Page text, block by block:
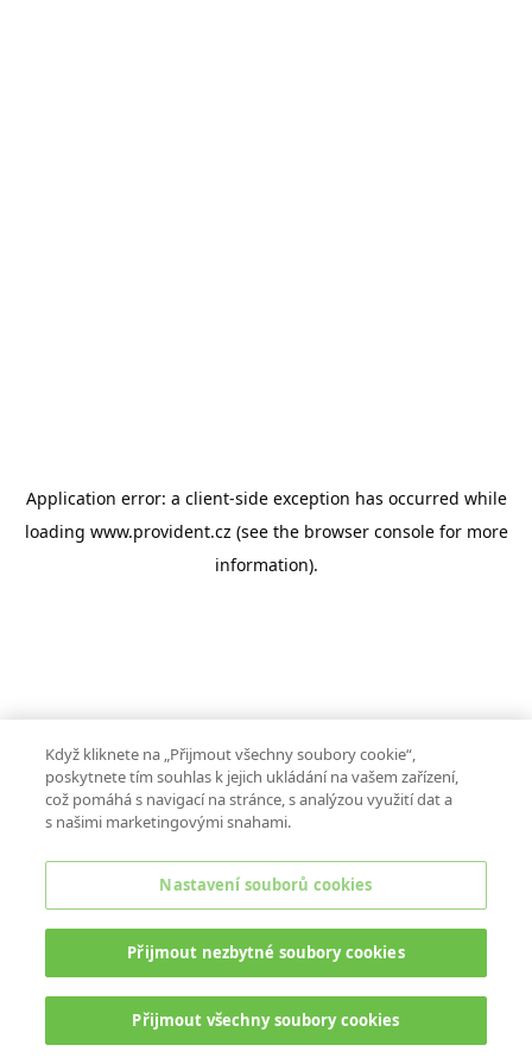
Application error: a client-side exception has occurred while
loading www.provident.cz (see the browser consolefor more
information).
ONLINE CHAT
Když kliknete na „Přijmout všechny soubory cookie“,
poskytnete tím souhlas k jejich ukládání na vašem zařízení,
což pomáhá s navigací na stránce, s analýzou využití dat a
s našimi marketingovými snahami.
Nastavení souborů cookies
Přijmout nezbytné soubory cookies
Přijmout všechny soubory cookies